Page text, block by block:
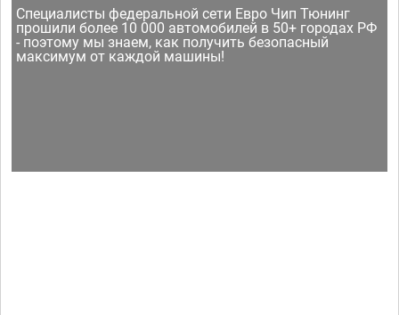
Специалисты федеральной сети Евро Чип Тюнинг
прошили более 10 000 автомобилей в 50+ городах РФ
- поэтому мы знаем, как получить безопасный
максимум от каждой машины!